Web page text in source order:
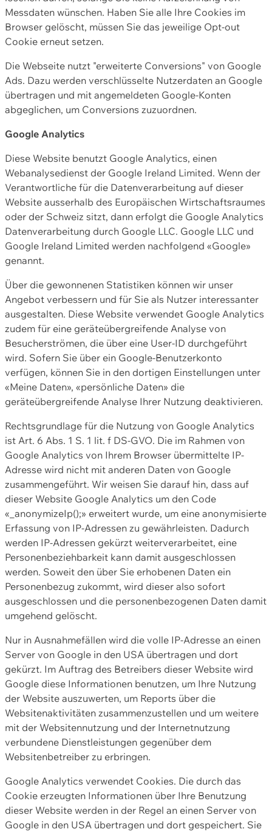
Messdaten wünschen. Haben Sie alle Ihre Cookies im
Browser gelöscht, müssen Sie das jeweilige Opt-out
Cookie erneut setzen.
Die Webseite nutzt "erweiterte Conversions" von Google
Ads. Dazu werden verschlüsselte Nutzerdaten an Google
übertragen und mit angemeldeten Google-Konten
abgeglichen, um Conversions zuzuordnen.
Google Analytics
Diese Website benutzt Google Analytics, einen
Webanalysedienst der Google Ireland Limited. Wenn der
Verantwortliche für die Datenverarbeitung auf dieser
Website ausserhalb des Europäischen Wirtschaftsraumes
oder der Schweiz sitzt, dann erfolgt die Google Analytics
Datenverarbeitung durch Google LLC. Google LLC und
Google Ireland Limited werden nachfolgend «Google»
genannt.
Über die gewonnenen Statistiken können wir unser
Angebot verbessern und für Sie als Nutzer interessanter
ausgestalten. Diese Website verwendet Google Analytics
zudem für eine geräteübergreifende Analyse von
Besucherströmen, die über eine User-ID durchgeführt
wird. Sofern Sie über ein Google-Benutzerkonto
verfügen, können Sie in den dortigen Einstellungen unter
«Meine Daten», «persönliche Daten» die
geräteübergreifende Analyse Ihrer Nutzung deaktivieren.
Rechtsgrundlage für die Nutzung von Google Analytics
ist Art. 6 Abs. 1 S. 1 lit. f DS-GVO. Die im Rahmen von
Google Analytics von Ihrem Browser übermittelte IP-
Adresse wird nicht mit anderen Daten von Google
zusammengeführt. Wir weisen Sie darauf hin, dass auf
dieser Website Google Analytics um den Code
«_anonymizeIp();» erweitert wurde, um eine anonymisierte
Erfassung von IP-Adressen zu gewährleisten. Dadurch
werden IP-Adressen gekürzt weiterverarbeitet, eine
Personenbeziehbarkeit kann damit ausgeschlossen
werden. Soweit den über Sie erhobenen Daten ein
Personenbezug zukommt, wird dieser also sofort
ausgeschlossen und die personenbezogenen Daten damit
umgehend gelöscht.
Nur in Ausnahmefällen wird die volle IP-Adresse an einen
Server von Google in den USA übertragen und dort
gekürzt. Im Auftrag des Betreibers dieser Website wird
Google diese Informationen benutzen, um Ihre Nutzung
der Website auszuwerten, um Reports über die
Websitenaktivitäten zusammenzustellen und um weitere
mit der Websitennutzung und der Internetnutzung
verbundene Dienstleistungen gegenüber dem
Websitenbetreiber zu erbringen.
Google Analytics verwendet Cookies. Die durch das
Cookie erzeugten Informationen über Ihre Benutzung
dieser Website werden in der Regel an einen Server von
Google in den USA übertragen und dort gespeichert. Sie